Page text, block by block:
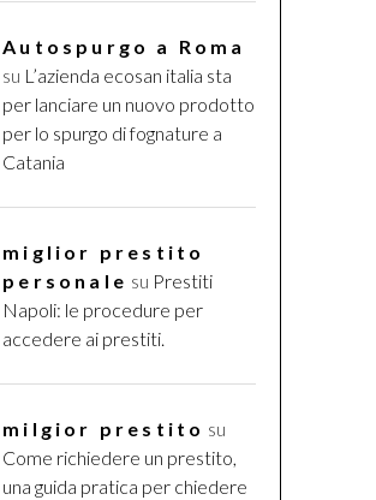
Autospurgo a Roma
su L’azienda ecosan italia sta
per lanciare un nuovo prodotto
per lo spurgo di fognature a
Catania
miglior prestito
personale su Prestiti
Napoli: le procedure per
accedere ai prestiti.
milgior prestito su
Come richiedere un prestito,
una guida pratica per chiedere